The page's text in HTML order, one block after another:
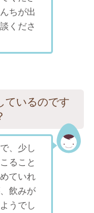
ちが出
くださ
ているのです
、少し
ること
ていれ
飲みが
うでし